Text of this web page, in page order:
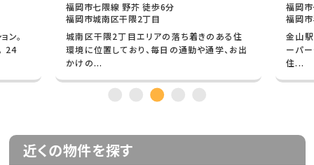
ン。
24
福岡市七隈線 野芥 徒歩6分
福岡市城南区干隈2丁目
城南区干隈2丁目エリアの落ち着きのある住
環境に位置しており、毎日の通勤や通学、お出
かけの...
福岡
福岡
金山
ーパ
住...
近くの物件を探す